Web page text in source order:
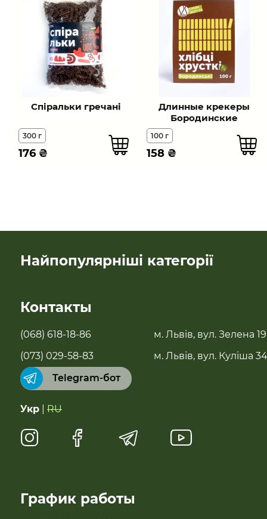
Спіральки гречанi
300 г
176 ₴
Длинные крекеры
Бородинские
100 г
158 ₴
График работы
Найпопулярніші категорії
Бестселери
Суперфуды
Чай, растительное молоко, полисол
Натуральные сладости
Для імунітету
Контакты
(068) 618-18-86
(073) 029-58-83
Telegram-бот
м. Львів, вул. Зелена 19
м. Львів, вул. Куліша 34
Укр RU